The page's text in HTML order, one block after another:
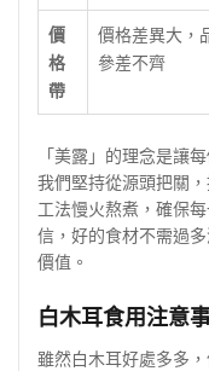
價
格
帶
價格差異大，
參差不齊
「美露」的理念是讓
我們堅持從源頭把關
工法慢火熬煮，確保
信，好的食材不需過
價值。
白木耳食用注意
雖然白木耳好處多多